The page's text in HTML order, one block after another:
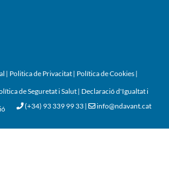
| Politica de Privacitat | Política de Cookies |
de Seguretat i Salut | Declaració d'Igualtat i
(+34) 93 339 99 33 | info@ndavant.cat